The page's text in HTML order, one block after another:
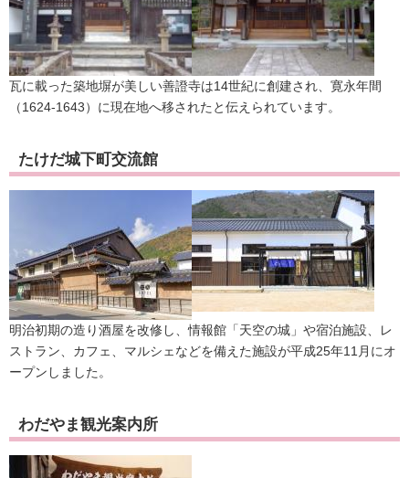
瓦に載った築地塀が美しい善證寺は14世紀に創建され、寛永年間
（1624-1643）に現在地へ移されたと伝えられています。
たけだ城下町交流館
明治初期の造り酒屋を改修し、情報館「天空の城」や宿泊施設、レ
ストラン、カフェ、マルシェなどを備えた施設が平成25年11月にオ
ープンしました。
わだやま観光案内所